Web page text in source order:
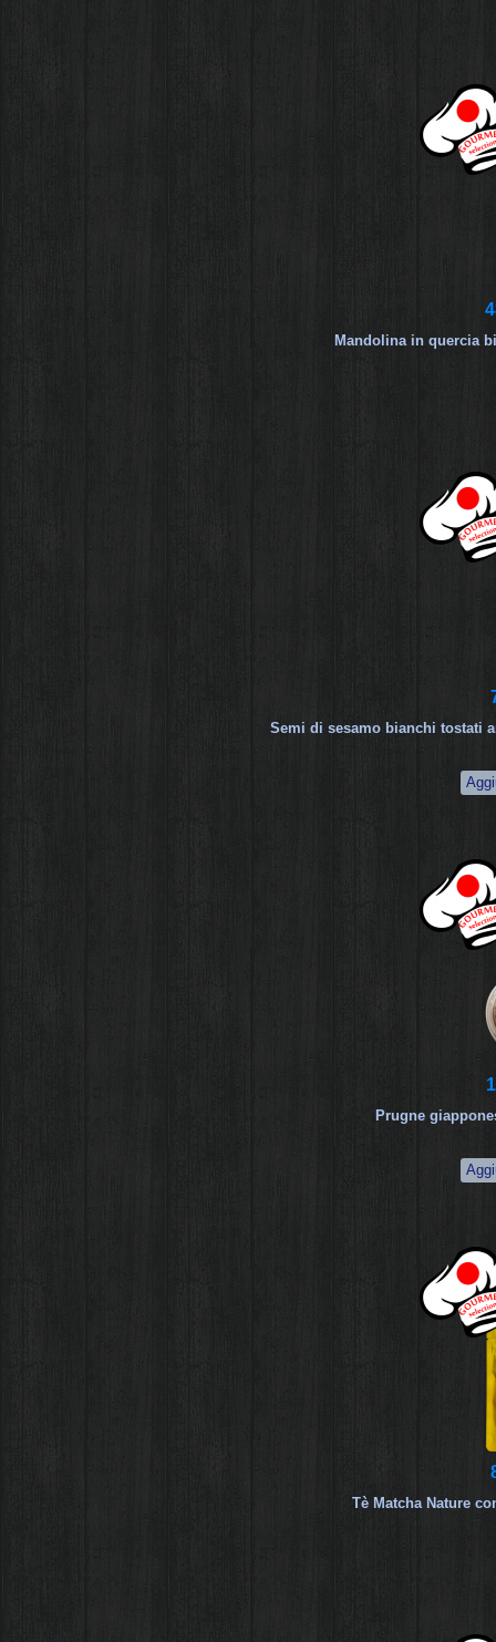
Mandolina in quercia
Semi di sesamo bianchi tostati
Prugne
Tè Matcha Nature